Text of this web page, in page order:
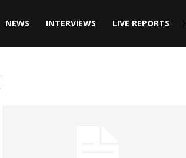
NEWS INTERVIEWS LIVE REPORTS